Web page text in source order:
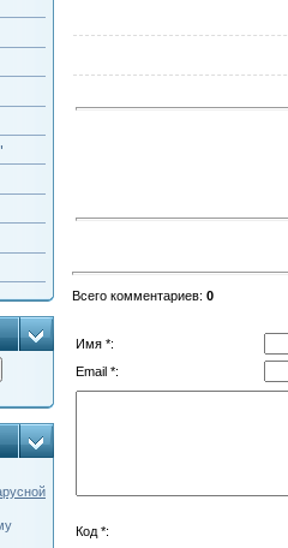
Всего комментариев: 0
Имя *:
Email *:
Код *: